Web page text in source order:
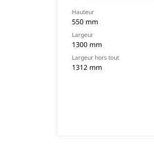
Hauteur
550 mm
Largeur
1300 mm
Largeur hors tout
1312 mm